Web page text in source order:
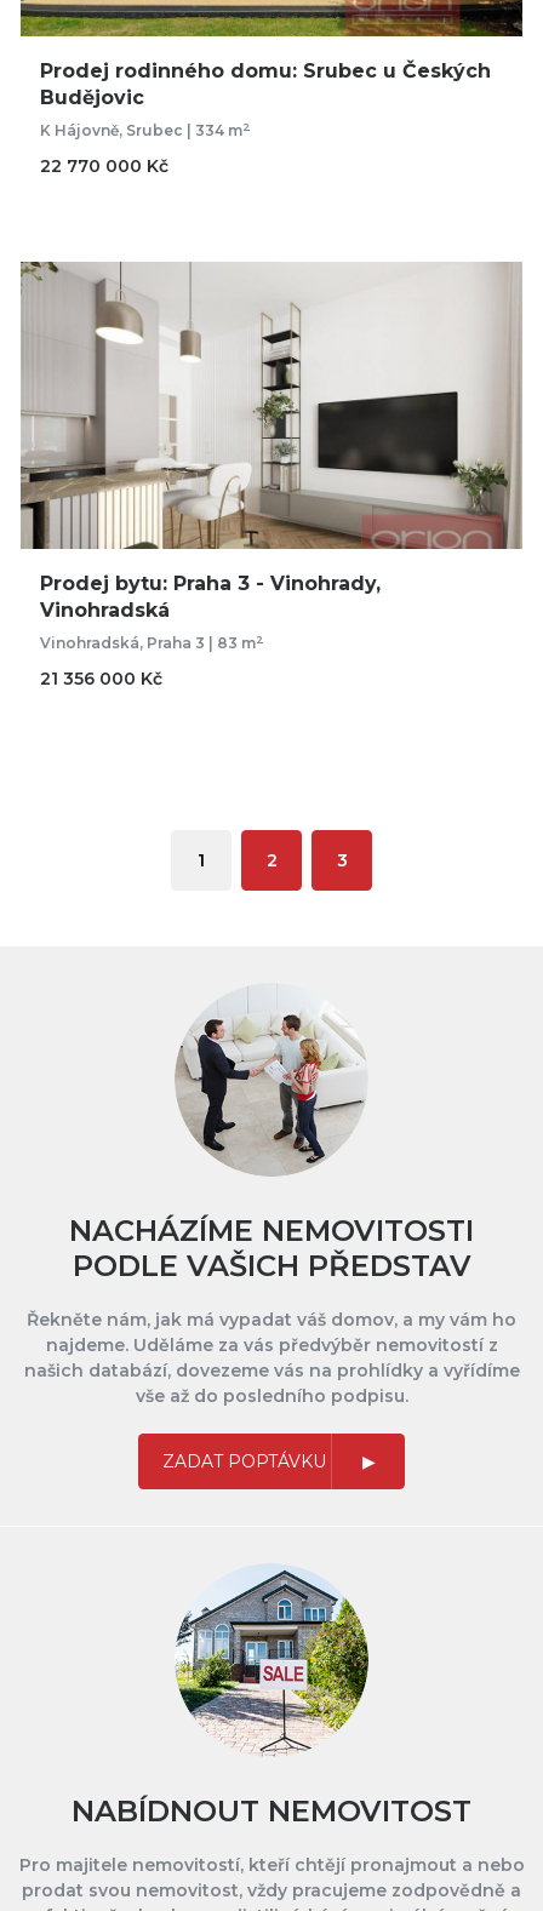
Prodej rodinného domu: Srubec u Českých
Budějovic
K Hájovně, Srubec | 334 m2
22 770 000 Kč
Prodej bytu: Praha 3 - Vinohrady,
Vinohradská
Vinohradská, Praha 3 | 83 m2
21 356 000 Kč
1 2 3
NACHÁZÍME NEMOVITOSTI
PODLE VAŠICH PŘEDSTAV
Řekněte nám, jak má vypadat váš domov, a my vám ho
najdeme. Uděláme za vás předvýběr nemovitostí z
našich databází, dovezeme vás na prohlídky a vyřídíme
vše až do posledního podpisu.
ZADAT POPTÁVKU
NABÍDNOUT NEMOVITOST
Pro majitele nemovitostí, kteří chtějí pronajmout a nebo
prodat svou nemovitost, vždy pracujeme zodpovědně a